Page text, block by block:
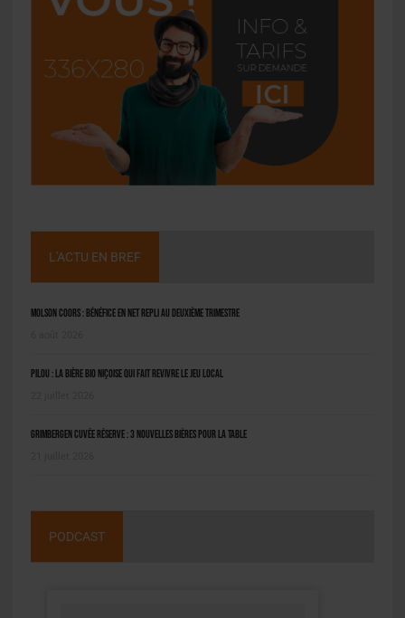
L'ACTU EN BREF
Molson Coors : bénéfice en net repli au deuxième trimestre
Pilou : la bière bio niçoise qui fait revivre le jeu local
Grimbergen Cuvée Réserve : 3 nouvelles bières pour la table
PODCAST